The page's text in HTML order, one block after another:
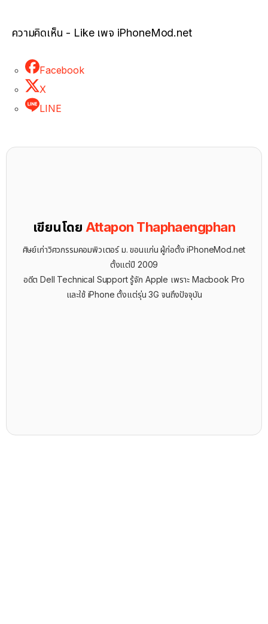
ความคิดเห็น - Like เพจ iPhoneMod.net
Facebook
X
LINE
เขียนโดย Attapon Thaphaengphan
ศิษย์เก่าวิศวกรรมคอมพิวเตอร์ ม. ขอนแก่น ผู้ก่อตั้ง iPhoneMod.net
ตั้งแต่ปี 2009
อดีต Dell Technical Support รู้จัก ​Apple เพราะ Macbook Pro
และใช้ iPhone ตั้งแต่รุ่น 3G จนถึงปัจจุบัน